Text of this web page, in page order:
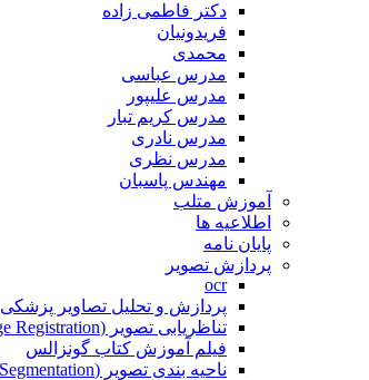
دکتر فاطمی زاده
فریدونیان
محمدی
مدرس عباسی
مدرس علیپور
مدرس کریم تبار
مدرس نادری
مدرس نظری
مهندس پاسبان
آموزش متلب
اطلاعیه ها
پایان نامه
پردازش تصویر
ocr
پردازش و تحلیل تصاویر پزشکی
تناظریابی تصویر (Image Registration)
فیلم آموزش کتاب گونزالس
ناحیه بندی تصویر (Image Segmentation)